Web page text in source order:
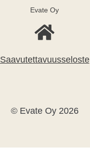
Evate Oy
Saavutettavuusseloste
© Evate Oy 2026